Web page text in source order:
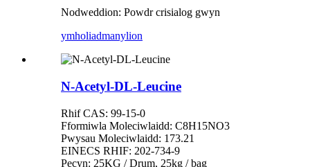
Nodweddion: Powdr crisialog gwyn
ymholiadmanylion
N-Acetyl-DL-Leucine
Rhif CAS: 99-15-0
Fformiwla Moleciwlaidd: C8H15NO3
Pwysau Moleciwlaidd: 173.21
EINECS RHIF: 202-734-9
Pecyn: 25KG / Drum, 25kg / bag